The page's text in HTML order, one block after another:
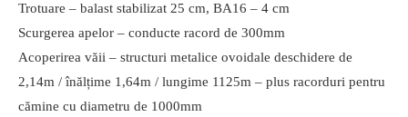
Trotuare – balast stabilizat 25 cm, BA16 – 4 cm
Scurgerea apelor – conducte racord de 300mm
Acoperirea văii – structuri metalice ovoidale deschidere de
2,14m / înălțime 1,64m / lungime 1125m – plus racorduri pentru
cămine cu diametru de 1000mm